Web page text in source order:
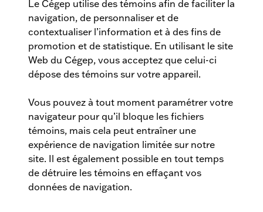
Le Cégep utilise des témoins afin de faciliter la
navigation, de personnaliser et de
contextualiser l’information et à des fins de
promotion et de statistique. En utilisant le site
Web du Cégep, vous acceptez que celui-ci
dépose des témoins sur votre appareil.
Vous pouvez à tout moment paramétrer votre
navigateur pour qu’il bloque les fichiers
témoins, mais cela peut entraîner une
expérience de navigation limitée sur notre
site. Il est également possible en tout temps
de détruire les témoins en effaçant vos
données de navigation.